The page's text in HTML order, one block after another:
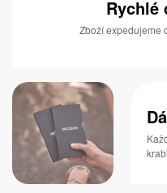
Rychlé
Zboží expedujeme